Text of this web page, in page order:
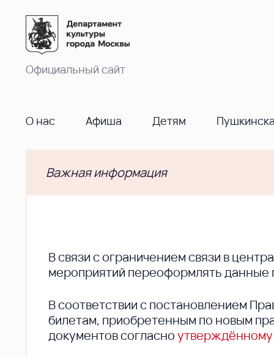
Официальный сайт
О нас Афиша Детям
Важная информация
В cвязи с ограничением связи в
мероприятий переоформлять данные
В соответствии с постановлением
билетам, приобретенным по новым
документов согласно